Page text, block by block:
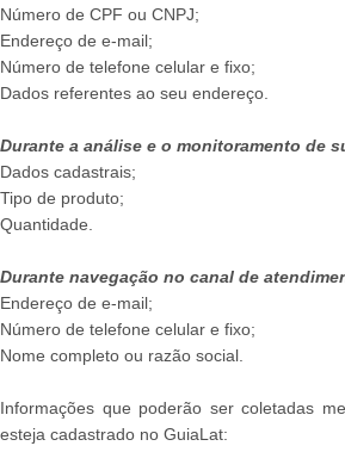
Número de CPF ou CNPJ;
Endereço de e-mail;
Número de telefone celular e fixo;
Dados referentes ao seu endereço.
Durante a análise e o monitoramento de
Dados cadastrais;
Tipo de produto;
Quantidade.
Durante navegação no canal de
Endereço de e-mail;
Número de telefone celular e fixo;
Nome completo ou razão social.
Informações que poderão ser coletadas
esteja cadastrado no GuiaLat: